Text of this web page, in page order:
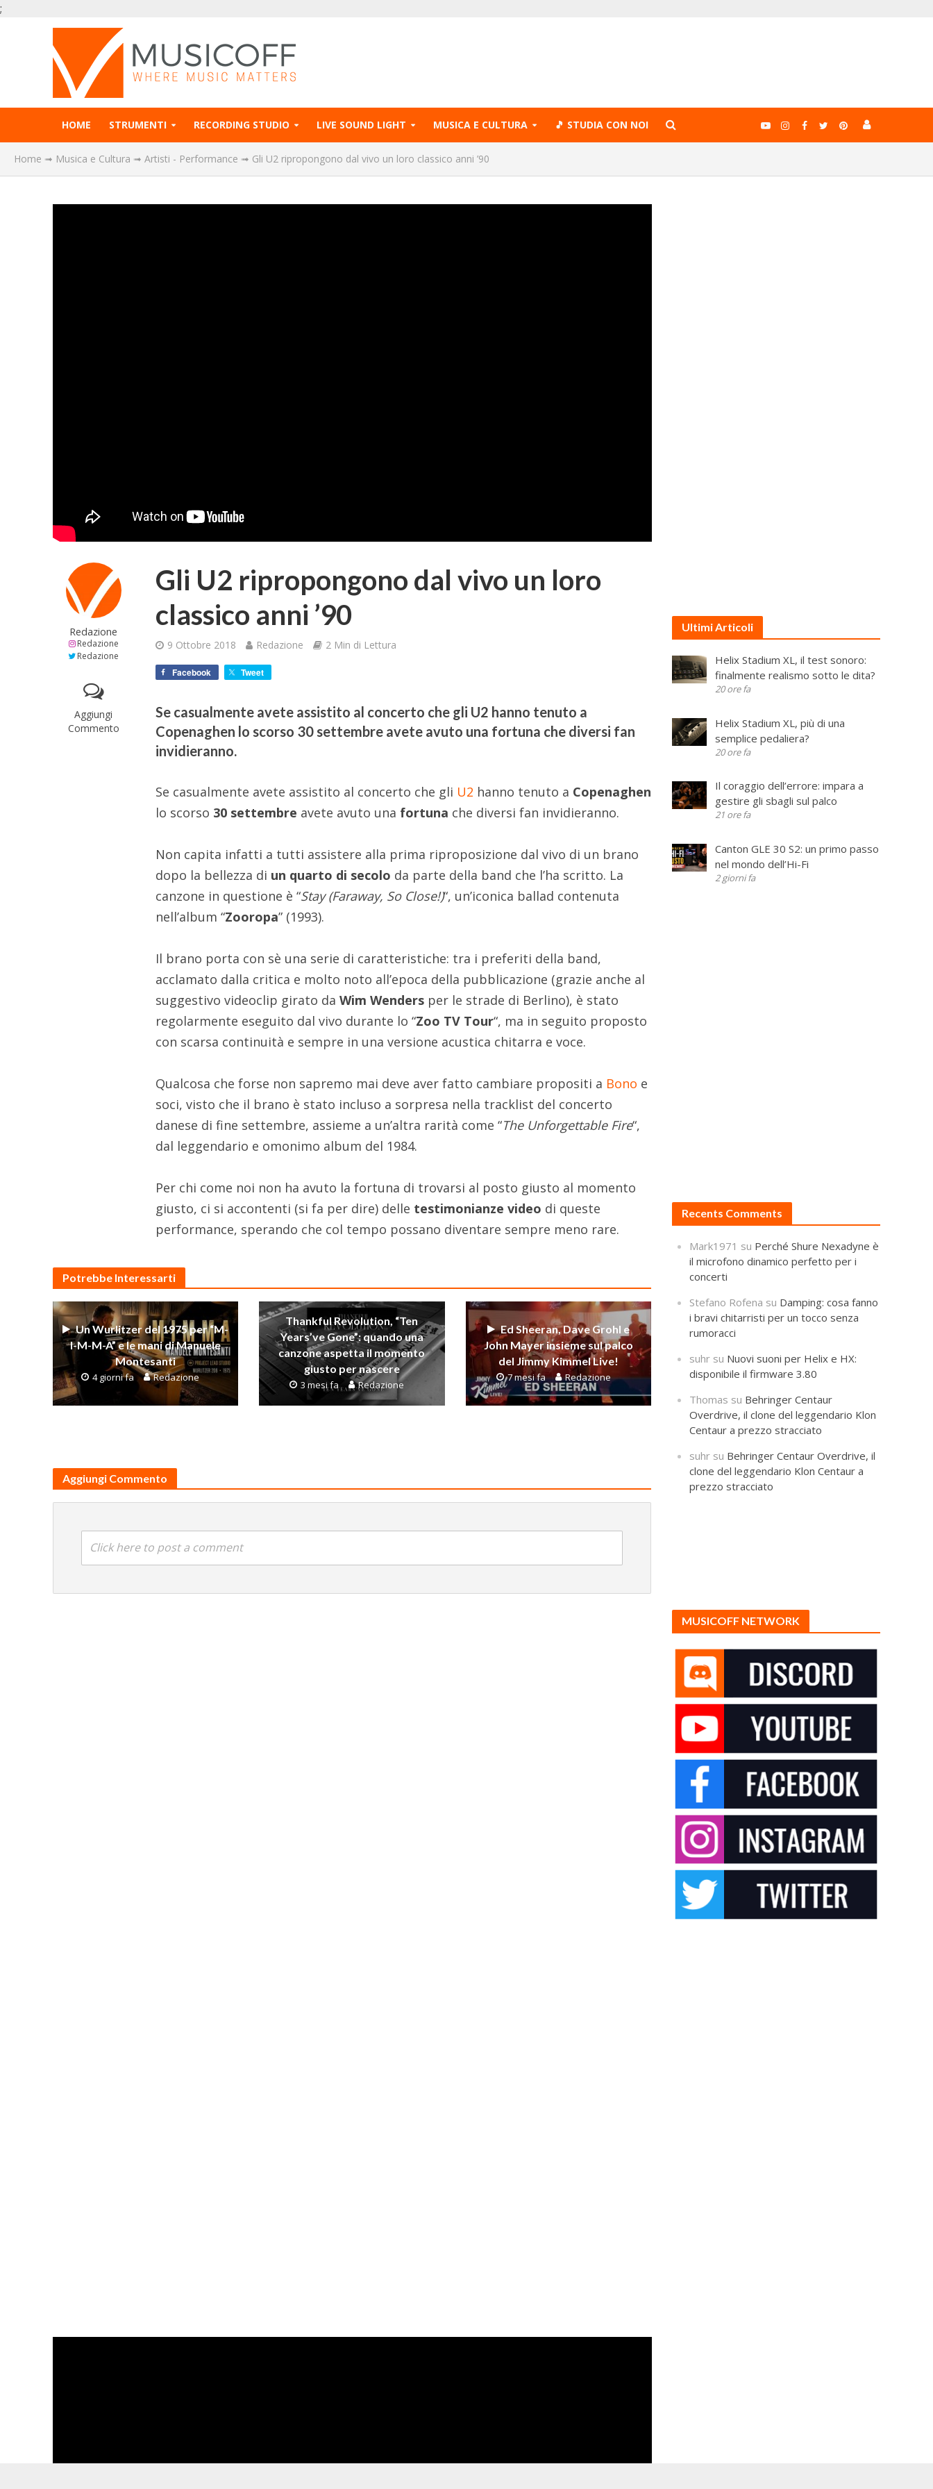
;
HOME STRUMENTI RECORDING STUDIO LIVE SOUND LIGHT MUSICA E CULTURA 🎵 STUDIA CON NOI
Home ➟ Musica e Cultura ➟ Artisti - Performance ➟ Gli U2 ripropongono dal vivo un loro classico anni ’90
Redazione
Redazione
Redazione
Aggiungi
Commento
Gli U2 ripropongono dal vivo un loro
classico anni ’90
9 Ottobre 2018 Redazione 2 Min di Lettura
Facebook Tweet
Se casualmente avete assistito al concerto che gli U2 hanno tenuto a
Copenaghen lo scorso 30 settembre avete avuto una fortuna che diversi fan
invidieranno.
Se casualmente avete assistito al concerto che gli U2 hanno tenuto a Copenaghen
lo scorso 30 settembre avete avuto una fortuna che diversi fan invidieranno.
Non capita infatti a tutti assistere alla prima riproposizione dal vivo di un brano
dopo la bellezza di un quarto di secolo da parte della band che l’ha scritto. La
canzone in questione è “Stay (Faraway, So Close!)“, un’iconica ballad contenuta
nell’album “Zooropa” (1993).
Il brano porta con sè una serie di caratteristiche: tra i preferiti della band,
acclamato dalla critica e molto noto all’epoca della pubblicazione (grazie anche al
suggestivo videoclip girato daWim Wenders per le strade di Berlino), è stato
regolarmente eseguito dal vivo durante lo “Zoo TV Tour“, ma in seguito proposto
con scarsa continuità e sempre in una versione acustica chitarra e voce.
Qualcosa che forse non sapremo mai deve aver fatto cambiare propositi a Bono e
soci, visto che il brano è stato incluso a sorpresa nella tracklist del concerto
danese di fine settembre, assieme a un’altra rarità come “The Unforgettable Fire“,
dal leggendario e omonimo album del 1984.
Per chi come noi non ha avuto la fortuna di trovarsi al posto giusto al momento
giusto, ci si accontenti (si fa per dire) delle testimonianze video di queste
performance, sperando che col tempo possano diventare sempre meno rare.
Potrebbe Interessarti
Un Wurlitzer del 1975 per “M-
I-M-M-A” e le mani di Manuele
Montesanti
4 giorni fa Redazione
Thankful Revolution, “Ten
Years’ve Gone”: quando una
canzone aspetta il momento
giusto per nascere
3 mesi fa Redazione
Ed Sheeran, Dave Grohl e
John Mayer insieme sul palco
del Jimmy Kimmel Live!
7 mesi fa Redazione
Aggiungi Commento
Click here to post a comment
Ultimi Articoli
Helix Stadium XL, il test sonoro:
finalmente realismo sotto le dita?
20 ore fa
Helix Stadium XL, più di una
semplice pedaliera?
20 ore fa
Il coraggio dell’errore: impara a
gestire gli sbagli sul palco
21 ore fa
Canton GLE 30 S2: un primo passo
nel mondo dell’Hi-Fi
2 giorni fa
Recents Comments
Mark1971 su Perché Shure Nexadyne è
il microfono dinamico perfetto per i
concerti
Stefano Rofena su Damping: cosa fanno
i bravi chitarristi per un tocco senza
rumoracci
suhr su Nuovi suoni per Helix e HX:
disponibile il firmware 3.80
Thomas su Behringer Centaur
Overdrive, il clone del leggendario Klon
Centaur a prezzo stracciato
suhr su Behringer Centaur Overdrive, il
clone del leggendario Klon Centaur a
prezzo stracciato
MUSICOFF NETWORK